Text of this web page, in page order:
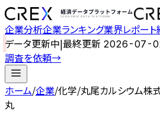
企業分析企業ランキング業界レポート
データ更新中|最終更新 2026-07-
調査を依頼→
ホーム/企業/化学/丸尾カルシウム株
丸